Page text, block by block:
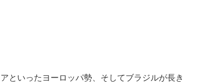
といったヨーロッパ勢、そしてブラジルが長き